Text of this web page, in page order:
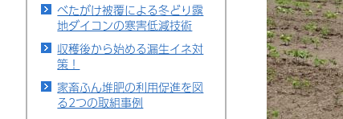
べたがけ被覆による冬どり露
地ダイコンの寒害低減技術
収穫後から始める漏生イネ対
策！
家畜ふん堆肥の利用促進を図
る2つの取組事例